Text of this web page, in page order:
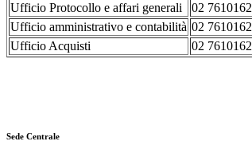
Ufficio Protocollo e affari generali
02 7610162
Ufficio amministrativo e contabilità 02 7610162
Ufficio Acquisti
02 7610162
Sede Centrale